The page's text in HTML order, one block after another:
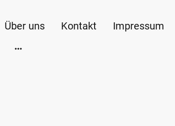
Über uns Kontakt
Impressum